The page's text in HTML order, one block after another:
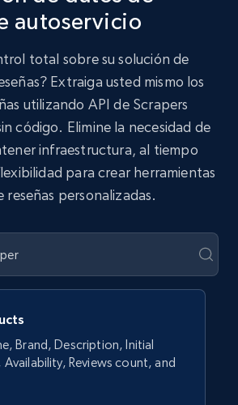
autoservicio
total sobre su solución de
Extraiga usted mismo los
utilizando API de Scrapers
código. Elimine la necesidad de
infraestructura, al tiempo
para crear herramientas
reseñas personalizadas.
Brand, Description, Initial
Reviews count, and